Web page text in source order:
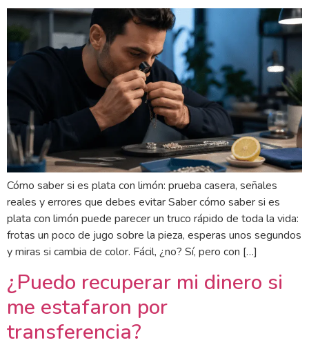
Cómo saber si es plata con limón: prueba casera, señales
reales y errores que debes evitar Saber cómo saber si es
plata con limón puede parecer un truco rápido de toda la vida:
frotas un poco de jugo sobre la pieza, esperas unos segundos
y miras si cambia de color. Fácil, ¿no? Sí, pero con […]
¿Puedo recuperar mi dinero si
me estafaron por
transferencia?